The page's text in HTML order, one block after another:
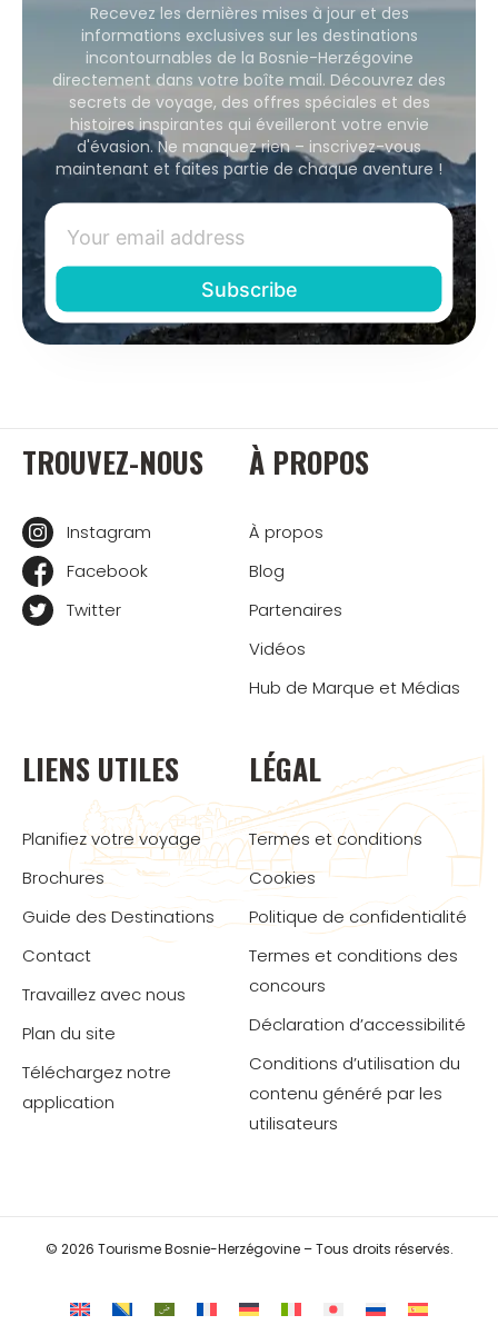
Recevez les dernières mises à jour et des
informations exclusives sur les destinations
incontournables de la Bosnie-Herzégovine
directement dans votre boîte mail. Découvrez des
secrets de voyage, des offres spéciales et des
histoires inspirantes qui éveilleront votre envie
d'évasion. Ne manquez rien – inscrivez-vous
maintenant et faites partie de chaque aventure !
TROUVEZ-NOUS
Instagram
Facebook
Twitter
À PROPOS
À propos
Blog
Partenaires
Vidéos
Hub de Marque et Médias
LIENS UTILES
Planifiez votre voyage
Brochures
Guide des Destinations
Contact
Travaillez avec nous
Plan du site
Téléchargez notre
application
LÉGAL
Termes et conditions
Cookies
Politique de confidentialité
Termes et conditions des
concours
Déclaration d’accessibilité
Conditions d’utilisation du
contenu généré par les
utilisateurs
© 2026 Tourisme Bosnie-Herzégovine – Tous droits réservés.